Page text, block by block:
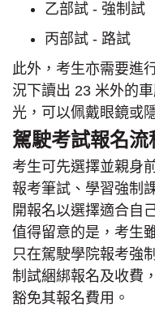
乙部試 - 強制試
丙部試 - 路試
此外，考生亦需要進
況下讀出 23 米外的
光，可以佩戴眼鏡或
駕駛考試報名流
考生可先選擇並親身
報考筆試、學習強制
開報名以選擇適合自
值得留意的是，考生
只在駕駛學院報考強
制試綑綁報名及收費
豁免其報名費用。